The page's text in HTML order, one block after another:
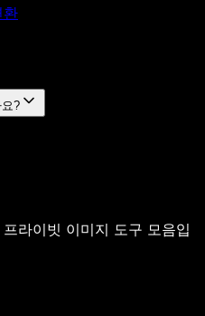
환
?
라이빗 이미지 도구 모음입